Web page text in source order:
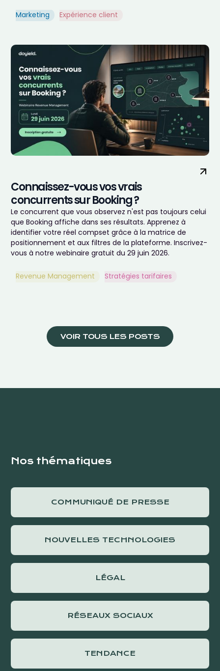
Marketing Expérience client
Connaissez-vous vos vrais
concurrents sur Booking ?
Le concurrent que vous observez n'est pas toujours celui
que Booking affiche dans ses résultats. Apprenez à
identifier votre réel compset grâce à la matrice de
positionnement et aux filtres de la plateforme. Inscrivez-
vous à notre webinaire gratuit du 29 juin 2026.
Revenue Management Stratégies tarifaires
VOIR TOUS LES POSTS
Nos thématiques
COMMUNIQUÉ DE PRESSE
NOUVELLES TECHNOLOGIES
LÉGAL
RÉSEAUX SOCIAUX
TENDANCE